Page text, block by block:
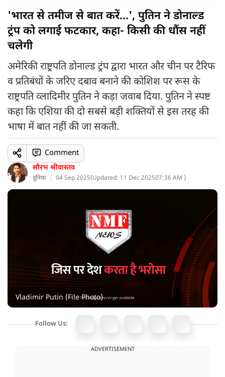
'भारत से तमीज से बात करें...', पुतिन ने डोनाल्ड
ट्रंप को लगाई फटकार, कहा- किसी की धौंस नहीं
चलेगी
अमेरिकी राष्ट्रपति डोनाल्ड ट्रंप द्वारा भारत और चीन पर टैरिफ
व प्रतिबंधों के जरिए दबाव बनाने की कोशिश पर रूस के
राष्ट्रपति व्लादिमीर पुतिन ने कड़ा जवाब दिया. पुतिन ने स्पष्ट
कहा कि एशिया की दो सबसे बड़ी शक्तियों से इस तरह की
भाषा में बात नहीं की जा सकती.
सौरभ श्रीवास्तव
दुनिया 04 Sep 2025(Updated: 11 Dec 202507:36 AM )
Comment
Vladimir Putin (File Photo)
Follow Us:
ADVERTISEMENT